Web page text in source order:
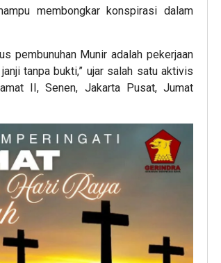
membongkar konspirasi dalam
pembunuhan Munir adalah pekerjaan
tanpa bukti,” ujar salah satu aktivis
II, Senen, Jakarta Pusat, Jumat